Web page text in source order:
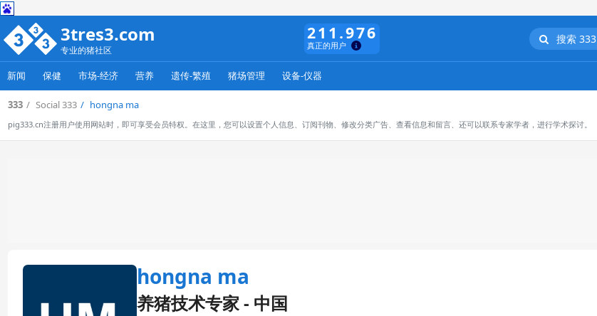
3tres3.com
专业的猪社区
211.976
真正的用户
搜索 333
新闻 保健 市场-经济 营养 遗传-繁殖 猪场管理 设备-仪器
333 Social 333 hongna ma
pig333.cn注册用户使用网站时，即可享受会员特权。在这里，您可以设置个人信息、订阅刊物、修改分类广告、查看信息和留言、还可以联系专家学者，进行学术探讨。
hongna ma
养猪技术专家 - 中国